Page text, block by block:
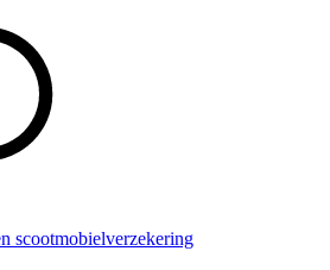
scootmobielverzekering